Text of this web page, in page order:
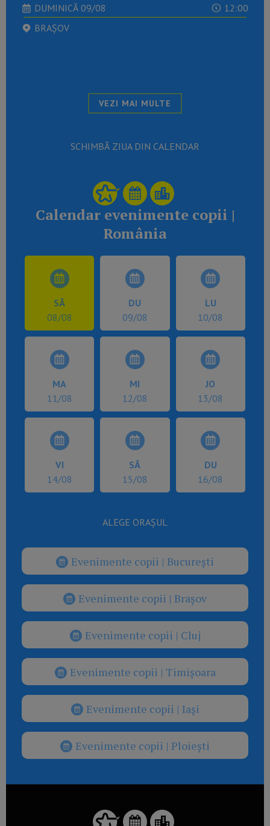
DUMINICĂ 09/08
12:00
BRAȘOV
VEZI MAI MULTE
SCHIMBĂ ZIUA DIN CALENDAR
Calendar evenimente copii |
România
SÂ
08/08
DU
09/08
LU
10/08
MA
11/08
MI
12/08
JO
13/08
VI
14/08
SÂ
15/08
DU
16/08
ALEGE ORAȘUL
Evenimente copii | București
Evenimente copii | Brașov
Evenimente copii | Cluj
Evenimente copii | Timișoara
Evenimente copii | Iași
Evenimente copii | Ploiești